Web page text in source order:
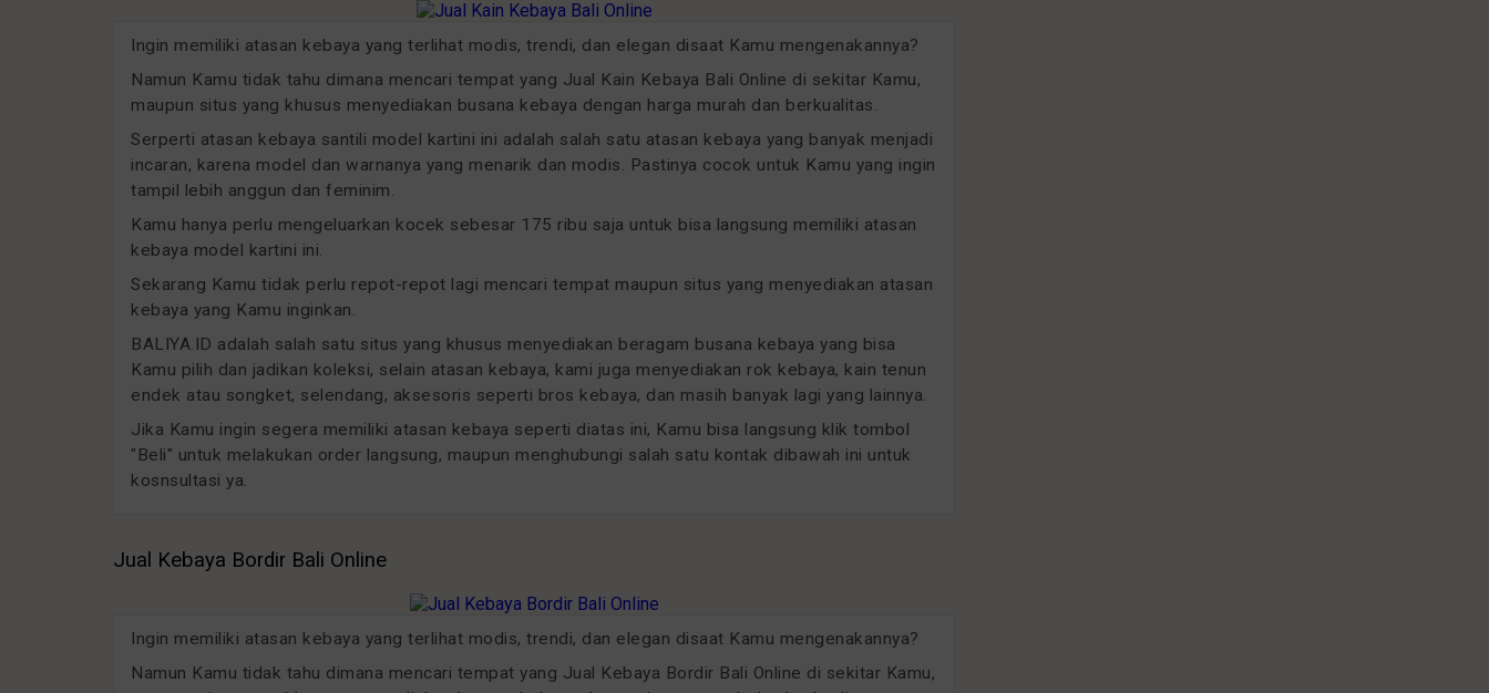
Ingin memiliki atasan kebaya yang terlihat modis, trendi, dan elegan disaat Kamu mengenakannya?
Namun Kamu tidak tahu dimana mencari tempat yang Jual Kain Kebaya Bali Online di sekitar Kamu,
maupun situs yang khusus menyediakan busana kebaya dengan harga murah dan berkualitas.
Serperti atasan kebaya santili model kartini ini adalah salah satu atasan kebaya yang banyak menjadi
incaran, karena model dan warnanya yang menarik dan modis. Pastinya cocok untuk Kamu yang ingin
tampil lebih anggun dan feminim.
Kamu hanya perlu mengeluarkan kocek sebesar 175 ribu saja untuk bisa langsung memiliki atasan
kebaya model kartini ini.
Sekarang Kamu tidak perlu repot-repot lagi mencari tempat maupun situs yang menyediakan atasan
kebaya yang Kamu inginkan.
BALIYA.ID adalah salah satu situs yang khusus menyediakan beragam busana kebaya yang bisa
Kamu pilih dan jadikan koleksi, selain atasan kebaya, kami juga menyediakan rok kebaya, kain tenun
endek atau songket, selendang, aksesoris seperti bros kebaya, dan masih banyak lagi yang lainnya.
Jika Kamu ingin segera memiliki atasan kebaya seperti diatas ini, Kamu bisa langsung klik tombol
"Beli" untuk melakukan order langsung, maupun menghubungi salah satu kontak dibawah ini untuk
kosnsultasi ya.
Jual Kebaya Bordir Bali Online
Ingin memiliki atasan kebaya yang terlihat modis, trendi, dan elegan disaat Kamu mengenakannya?
Namun Kamu tidak tahu dimana mencari tempat yang Jual Kebaya Bordir Bali Online di sekitar Kamu,